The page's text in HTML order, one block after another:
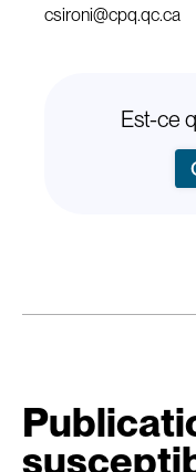
csironi@cpq.qc.ca
Est-ce